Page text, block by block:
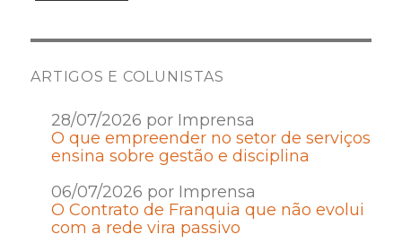
ARTIGOS E COLUNISTAS
28/07/2026 por Imprensa
O que empreender no setor de serviços
ensina sobre gestão e disciplina
06/07/2026 por Imprensa
O Contrato de Franquia que não evolui
com a rede vira passivo